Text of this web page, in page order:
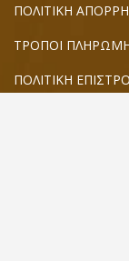
ΠΟΛΙΤΙΚΗ
ΤΡΟΠΟΙ
ΠΟΛΙΤΙΚΗ